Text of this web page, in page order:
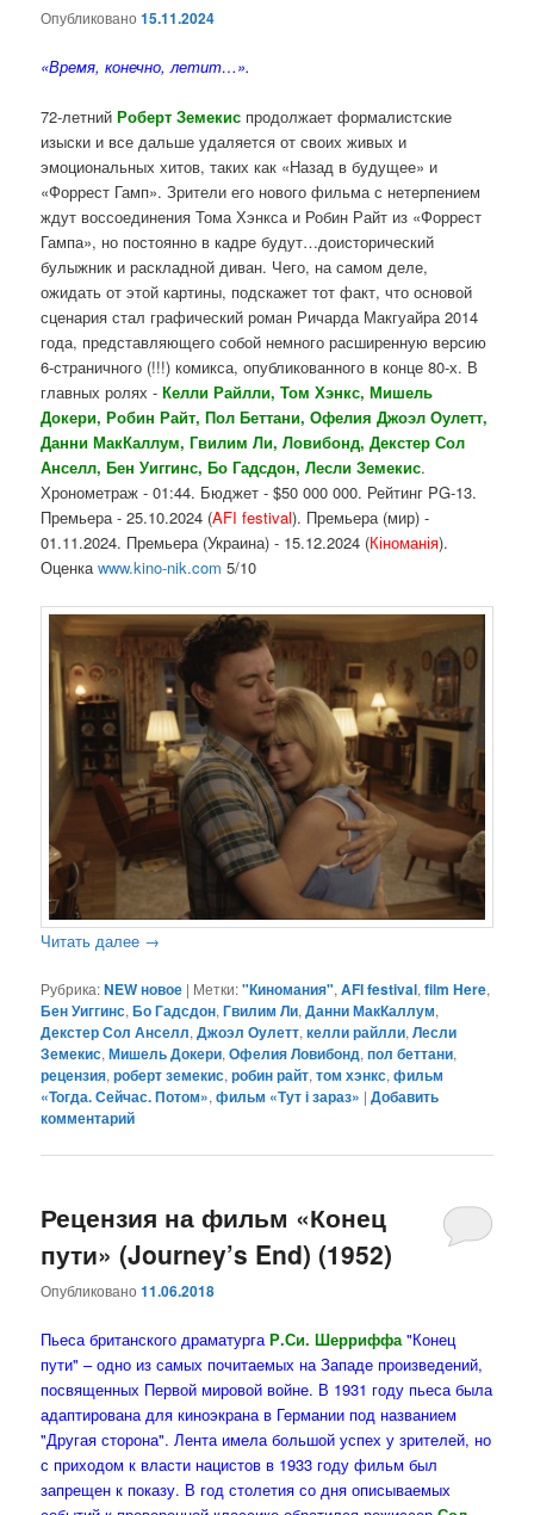
Опубликовано15.11.2024
«Время, конечно, летит…».
72-летнийРоберт Земекис продолжает формалистские
изыски и все дальше удаляется от своих живых и
эмоциональных хитов, таких как «Назад в будущее» и
«Форрест Гамп». Зрители его нового фильма с нетерпением
ждут воссоединения Тома Хэнкса и Робин Райт из «Форрест
Гампа», но постоянно в кадре будут…доисторический
булыжник и раскладной диван. Чего, на самом деле,
ожидать от этой картины, подскажет тот факт, что основой
сценария стал графический роман Ричарда Макгуайра 2014
года, представляющего собой немного расширенную версию
6-страничного (!!!) комикса, опубликованного в конце 80-х. В
главных ролях -Келли Райлли, Том Хэнкс, Мишель
Докери, Робин Райт, Пол Беттани, Офелия Джоэл Оулетт,
Данни МакКаллум, Гвилим Ли, Ловибонд, Декстер Сол
Анселл, БенУиггинс, Бо Гадсдон, Лесли Земекис.
Хронометраж - 01:44. Бюджет - $50 000 000. Рейтинг PG-13.
Премьера - 25.10.2024 (AFI festival). Премьера (мир) -
01.11.2024. Премьера (Украина) - 15.12.2024 (Кіноманія).
Оценкаwww.kino-nik.com 5/10
Читать далее →
Рубрика:NEW новое | Метки:"Киномания",AFI festival,film Here,
Бен Уиггинс,Бо Гадсдон,Гвилим Ли,Данни МакКаллум,
Декстер Сол Анселл,Джоэл Оулетт,келли райлли,Лесли
Земекис,Мишель Докери,Офелия Ловибонд,пол беттани,
рецензия,роберт земекис,робин райт,том хэнкс,фильм
«Тогда. Сейчас. Потом»,фильм «Тут і зараз» |Добавить
комментарий
Рецензия на фильм «Конец
пути» (Journey’s End) (1952)
Опубликовано11.06.2018
Пьеса британского драматургаР.Си. Шерриффа"Конец
пути" – одно из самых почитаемых на Западе произведений,
посвященных Первой мировой войне. В 1931 году пьеса была
адаптирована для киноэкрана в Германии под названием
"Другая сторона". Лента имела большой успех у зрителей, но
с приходом к власти нацистов в 1933 году фильм был
запрещен к показу. В год столетия со дня описываемых